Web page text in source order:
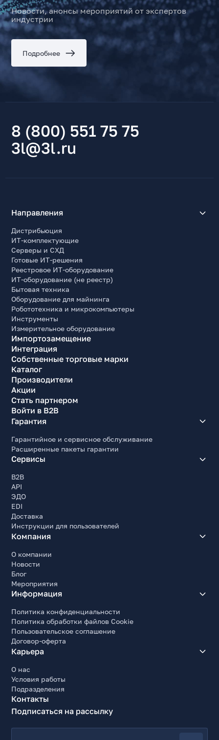
Новости, анонсы мероприятий от экспертов
индустрии
Подробнее
8 (800) 551 75 75
3l@3l.ru
Направления
Дистрибьюция
ИТ-комплектующие
Серверы и СХД
Готовые ИТ-решения
Реестровое ИТ-оборудование
ИТ-оборудование (не реестр)
Бытовая техника
Оборудование для майнинга
Робототехника и микрокомпьютеры
Инструменты
Измерительное оборудование
Импортозамещение
Интеграция
Собственные торговые марки
Каталог
Производители
Акции
Стать партнером
Войти в B2B
Гарантия
Гарантийное и сервисное обслуживание
Расширенные пакеты гарантии
Сервисы
B2B
API
ЭДО
EDI
Доставка
Инструкции для пользователей
Компания
О компании
Новости
Блог
Мероприятия
Информация
Политика конфиденциальности
Политика обработки файлов Cookie
Пользовательское соглашение
Договор-оферта
Карьера
О нас
Условия работы
Подразделения
Контакты
Подписаться на рассылку